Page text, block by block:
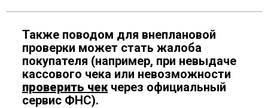
Также поводом для внеплановой
проверки может стать жалоба
покупателя (например, при невыдаче
кассового чека или невозможности
проверить чекчерез официальный
сервис ФНС).